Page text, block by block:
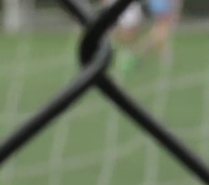
FC Schifflange